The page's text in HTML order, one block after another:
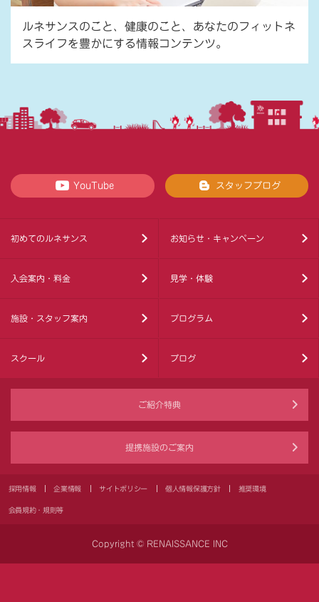
ルネサンスのこと、健康のこと、あなたのフィットネ
スライフを豊かにする情報コンテンツ。
YouTube スタッフブログ
初めてのルネサンス お知らせ・キャンペーン
入会案内・料金 見学・体験
施設・スタッフ案内 プログラム
スクール ブログ
ご紹介特典
提携施設のご案内
採用情報 企業情報 サイトポリシー 個人情報保護方針 推奨環境
会員規約・規則等
Copyright © RENAISSANCE INC